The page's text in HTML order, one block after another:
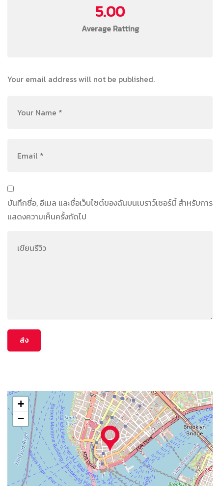
5.00
Average Ratting
Your email address will not be published.
บันทึกชื่อ, อีเมล และชื่อเว็บไซต์ของฉันบนเบราว์เซอร์นี้ สำหรับการ
แสดงความเห็นครั้งถัดไป
+
−